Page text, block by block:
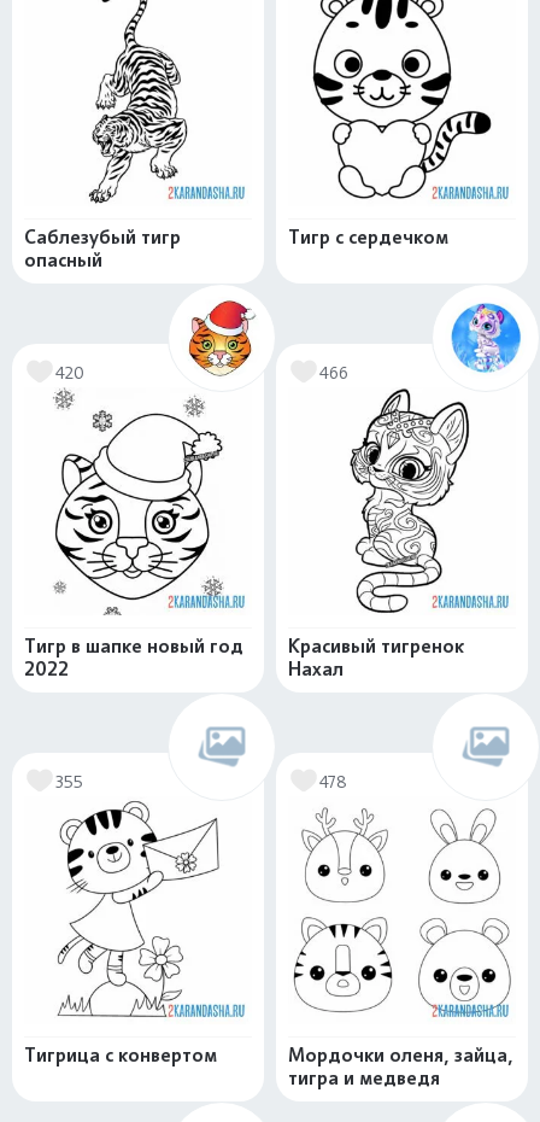
Саблезубый тигр
опасный
Тигр с сердечком
420
Тигр в шапке новый год
2022
466
Красивый тигренок
Нахал
355
Тигрица с конвертом
478
Мордочки оленя, зайца,
тигра и медведя